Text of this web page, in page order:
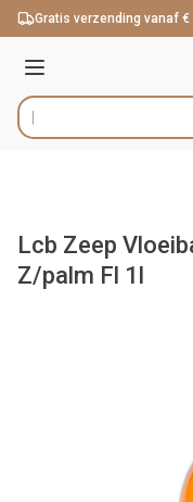
Ga naar de inhoud
Gratis verzending vanaf €
Menu
Product, merk,
Lcb Zeep
Z/palm Fl 1l